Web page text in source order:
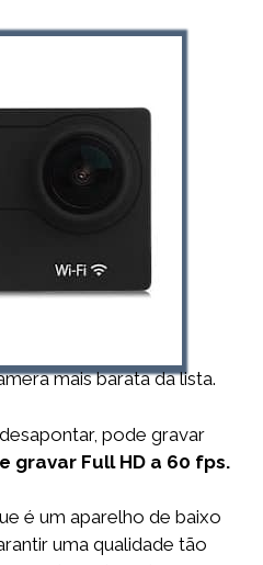
mais barata da lista.
pode gravar
gravar Full HD a 60 fps.
é um aparelho de baixo
uma qualidade tão